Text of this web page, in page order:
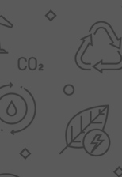
Industrie